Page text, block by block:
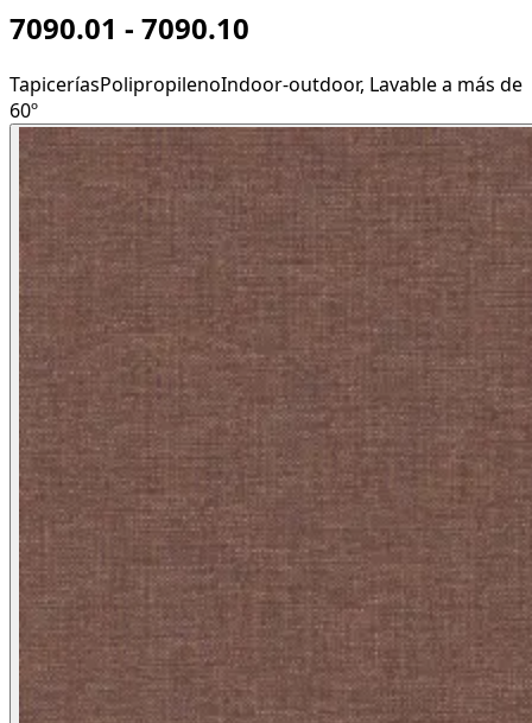
7090.01 - 7090.10
TapiceríasPolipropilenoIndoor-outdoor, Lavable a más de
60º